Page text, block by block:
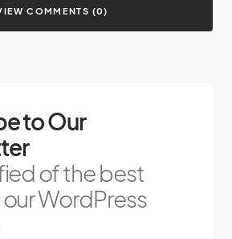
COMMENTS (0)
to Our
of the best
WordPress